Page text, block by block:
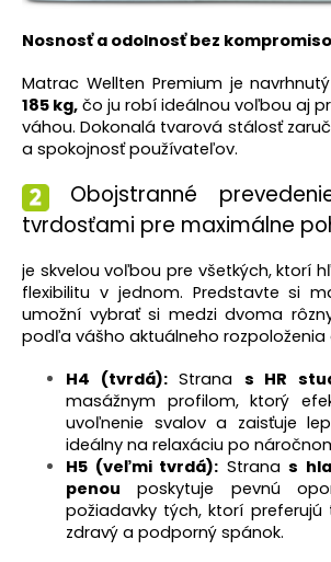
Nosnosť a odolnosť bez
Matrac Wellten Premium je navrhnutý
185 kg, čo ju robí ideálnou voľbou aj
váhou. Dokonalá tvarová stálosť
a spokojnosť používateľov.
Obojstranné
tvrdosťami pre maximálne
je skvelou voľbou pre všetkých, ktorí
flexibilitu v jednom. Predstavte si
umožní vybrať si medzi dvoma
podľa vášho aktuálneho rozpoloženia
H4 (tvrdá):Strana s HR
masážnym profilom, ktorý
uvoľnenie svalov a zaisťuje
ideálny na relaxáciu po
H5 (veľmi tvrdá): Strana s
penou poskytuje pevnú
požiadavky tých, ktorí
zdravý a podporný spánok.